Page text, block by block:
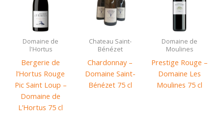
Domaine de
l'Hortus
Bergerie de
l’Hortus Rouge
Pic Saint Loup –
Domaine de
L’Hortus 75 cl
Chateau Saint-
Bénézet
Chardonnay –
Domaine Saint-
Bénézet 75 cl
Domaine de
Moulines
Prestige Rouge –
Domaine Les
Moulines 75 cl